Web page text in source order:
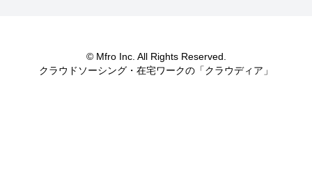
© Mfro Inc. All Rights Reserved.
クラウドソーシング・在宅ワークの「クラウディア」